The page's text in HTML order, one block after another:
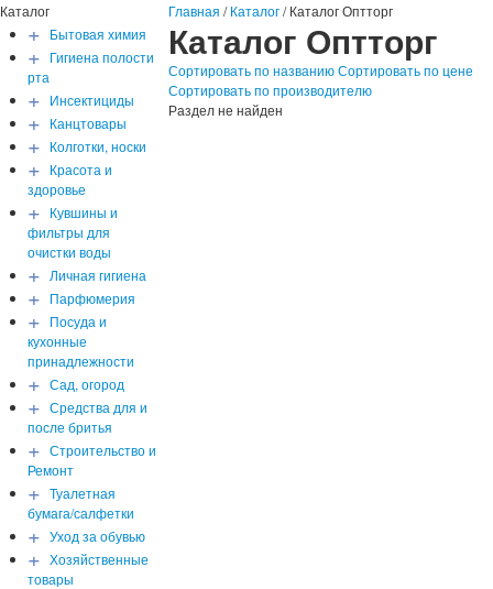
Каталог
+ Бытовая химия
+ Гигиена полости
рта
+ Инсектициды
+ Канцтовары
+ Колготки, носки
+ Красота и
здоровье
+ Кувшины и
фильтры для
очистки воды
+ Личная гигиена
+ Парфюмерия
+ Посуда и
кухонные
принадлежности
+ Сад, огород
+ Средства для и
после бритья
+ Строительство и
Ремонт
+ Туалетная
бумага/салфетки
+ Уход за обувью
+ Хозяйственные
товары
Главная /Каталог/Каталог Оптторг
Каталог Оптторг
Сортировать по названию Сортировать по цене
Сортировать по производителю
Раздел не найден